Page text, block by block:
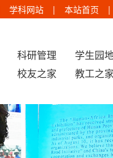
学科网站 | 本站首页 |
科研管理 学生园
校友之家 教工之家